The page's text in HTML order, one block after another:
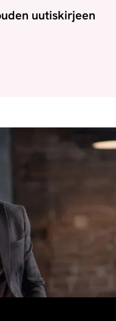
uutiskirjeen